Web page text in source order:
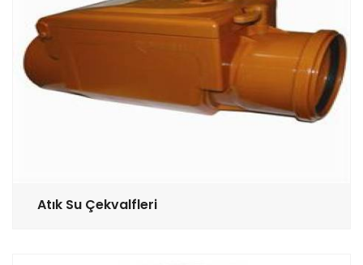
Atık Su Çekvalfleri